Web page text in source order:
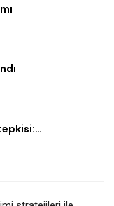
tepkisi:…